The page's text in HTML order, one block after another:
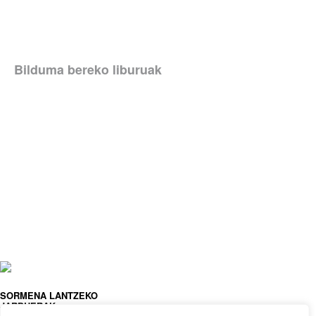
Bilduma bereko liburuak
SORMENA LANTZEKO
JARDUERAK